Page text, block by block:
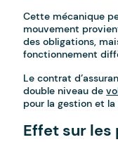
Cette mécanique
mouvement
des obligations,
fonctionnement
Le contrat
double niveau de
pour la gestion et
Effet sur